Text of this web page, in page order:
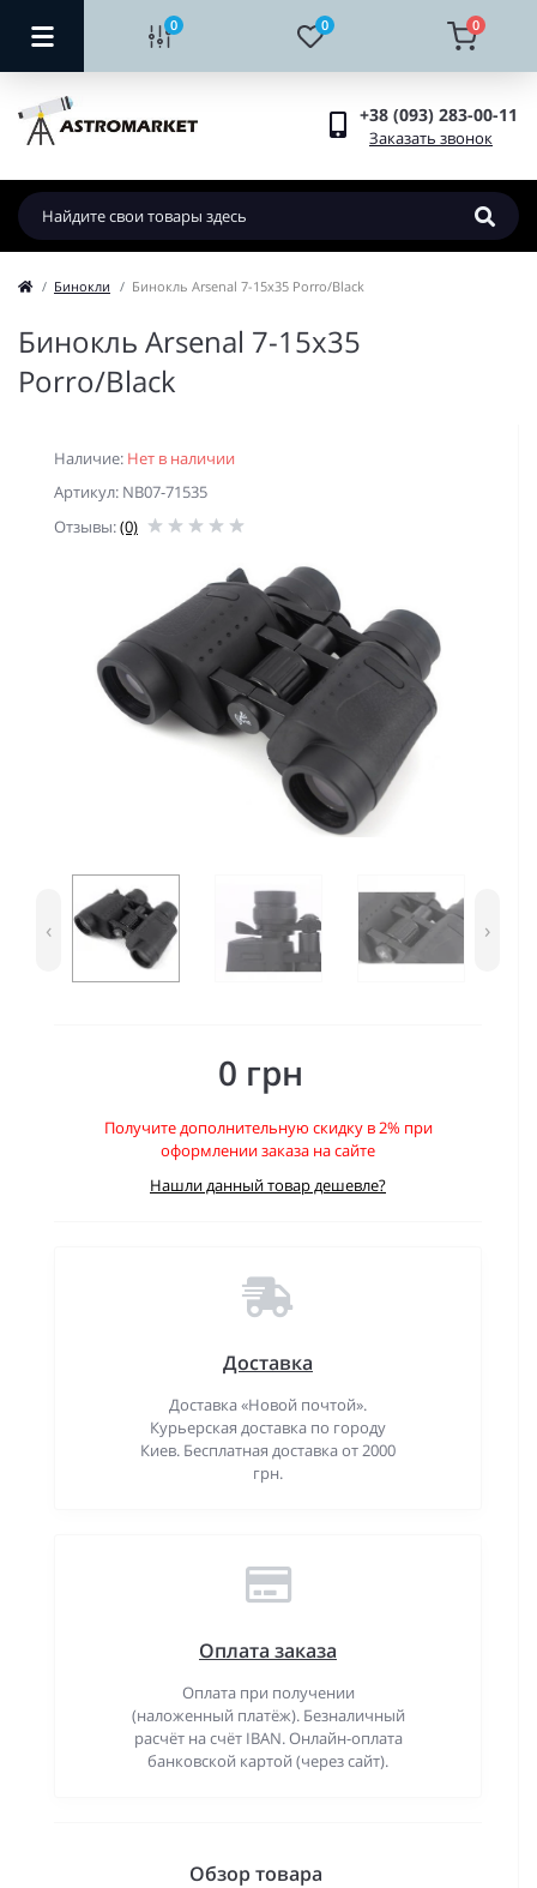
0 0 0
+38 (093) 283-00-11
Заказать звонок
Бинокли Бинокль Arsenal 7-15x35 Porro/Black
Бинокль Arsenal 7-15x35
Porro/Black
Наличие: Нет в наличии
Артикул: NB07-71535
Отзывы:(0)
‹ ›
0 грн
Получите дополнительную скидку в 2% при
оформлении заказа на сайте
Нашли данный товар дешевле?
Доставка
Доставка «Новой почтой».
Курьерская доставка по городу
Киев. Бесплатная доставка от 2000
грн.
Оплата заказа
Оплата при получении
(наложенный платёж). Безналичный
расчёт на счёт IBAN. Онлайн-оплата
банковской картой (через сайт).
Обзор товара